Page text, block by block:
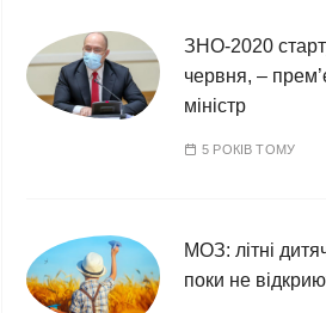
ЗНО-2020
червня, –
міністр
5 РОКІВ ТОМУ
МОЗ: літні
поки не